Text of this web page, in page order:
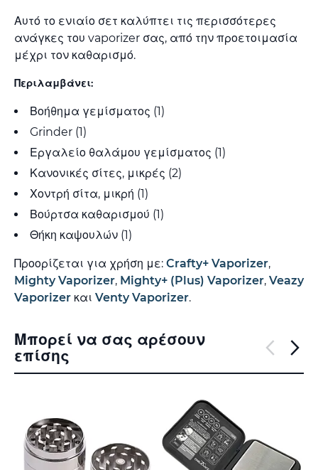
Αυτό το ενιαίο σετ καλύπτει τις περισσότερες
ανάγκες του vaporizer σας, από την προετοιμασία
μέχρι τον καθαρισμό.
Περιλαμβάνει:
Βοήθημα γεμίσματος (1)
Grinder (1)
Εργαλείο θαλάμου γεμίσματος (1)
Κανονικές σίτες, μικρές (2)
Χοντρή σίτα, μικρή (1)
Βούρτσα καθαρισμού (1)
Θήκη καψουλών (1)
Προορίζεται για χρήση με: Crafty+ Vaporizer,
Mighty Vaporizer, Mighty+ (Plus) Vaporizer, Veazy
Vaporizer και Venty Vaporizer.
Μπορεί να σας αρέσουν
επίσης